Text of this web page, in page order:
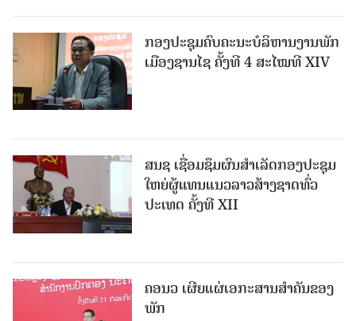
ກອງປະຊຸມຄົບຄະນະບໍລິຫານງານພັກ
ເມືອງຊານ​ໄຊ ຄັ້ງທີ 4 ສະໄໝທີ XIV
ສນຊ ເຊື່ອມຊຶມຜົນສໍາເລັດກອງປະຊຸມ
ໃຫຍ່ຜູ້ແທນແນວລາວສ້າງຊາດທົ່ວ
ປະເທດ ຄັ້ງທີ XII
ຄອນວ ເຜີຍແຜ່ເອກະສານສໍາຄັນຂອງ
ພັກ